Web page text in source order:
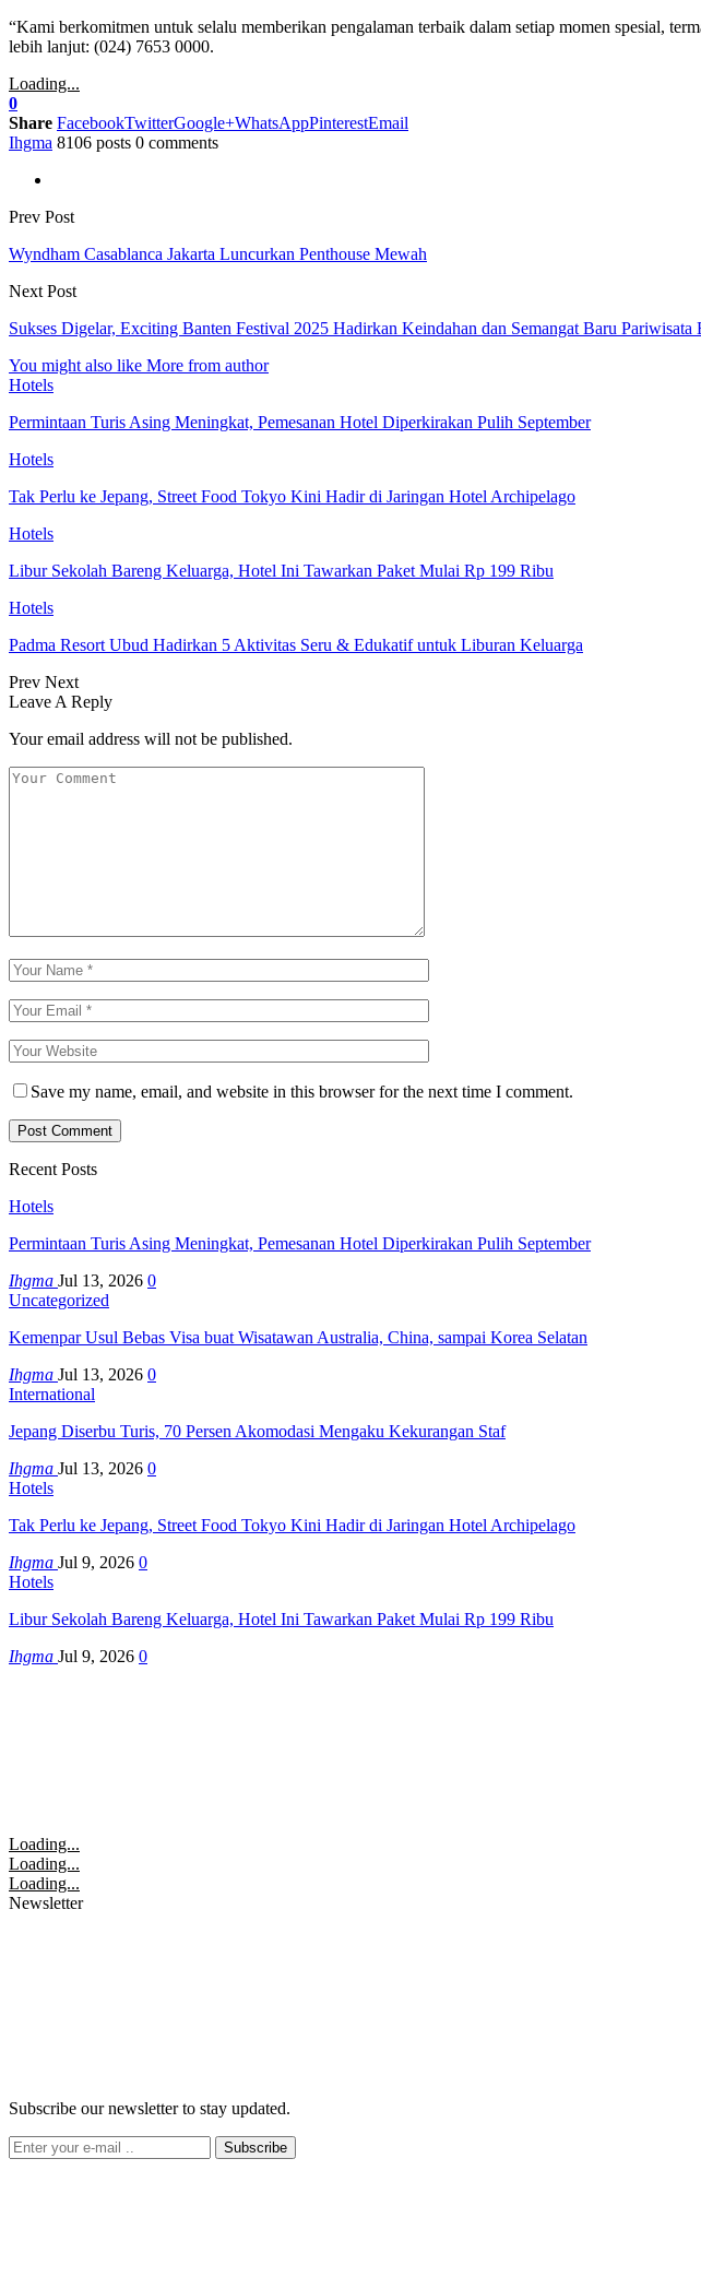
“Kami berkomitmen untuk selalu memberikan pengalaman terbaik dalam setiap momen spesial,
lebih lanjut: (024) 7653 0000.
Loading...
0
Share FacebookTwitterGoogle+WhatsAppPinterestEmail
Ihgma 8106 posts 0 comments
Prev Post
Wyndham Casablanca Jakarta Luncurkan Penthouse Mewah
Next Post
Sukses Digelar, Exciting Banten Festival 2025 Hadirkan Keindahan dan Semangat Baru Pariwisata
You might also like More from author
Hotels
Permintaan Turis Asing Meningkat, Pemesanan Hotel Diperkirakan Pulih September
Hotels
Tak Perlu ke Jepang, Street Food Tokyo Kini Hadir di Jaringan Hotel Archipelago
Hotels
Libur Sekolah Bareng Keluarga, Hotel Ini Tawarkan Paket Mulai Rp 199 Ribu
Hotels
Padma Resort Ubud Hadirkan 5 Aktivitas Seru & Edukatif untuk Liburan Keluarga
Prev Next
Leave A Reply
Your email address will not be published.
Save my name, email, and website in this browser for the next time I comment.
Recent Posts
Hotels
Permintaan Turis Asing Meningkat, Pemesanan Hotel Diperkirakan Pulih September
Ihgma Jul 13, 2026 0
Uncategorized
Kemenpar Usul Bebas Visa buat Wisatawan Australia, China, sampai Korea Selatan
Ihgma Jul 13, 2026 0
International
Jepang Diserbu Turis, 70 Persen Akomodasi Mengaku Kekurangan Staf
Ihgma Jul 13, 2026 0
Hotels
Tak Perlu ke Jepang, Street Food Tokyo Kini Hadir di Jaringan Hotel Archipelago
Ihgma Jul 9, 2026 0
Hotels
Libur Sekolah Bareng Keluarga, Hotel Ini Tawarkan Paket Mulai Rp 199 Ribu
Ihgma Jul 9, 2026 0
Loading...
Loading...
Loading...
Newsletter
Subscribe our newsletter to stay updated.
Subscribe